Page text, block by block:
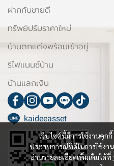
เว็บไซต์นี้มีการใช้งานคุก
ประสบการณ์ที่ดีในการใช้งา
อ่านรายละเอียดเพิ่มเติมได้ที่
ฝากกับขายดี
ทรัพย์ปรับราคาใหม่
บ้านตกแต่งพร้อมเข้าอยู่
รีไฟแนนซ์บ้าน
บ้านแลกเงิน
kaideeasset